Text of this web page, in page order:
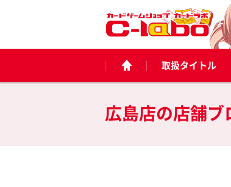
取扱タイトル
広島店の店舗ブ